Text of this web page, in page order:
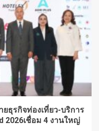
ธุรกิจท่องเที่ยว-บริการ
2026เชื่อม 4 งานใหญ่